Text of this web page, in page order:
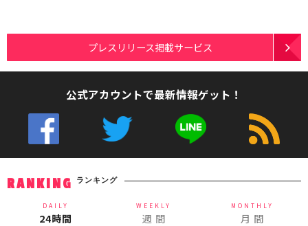
プレスリリース掲載サービス
公式アカウントで最新情報ゲット！
RANKING ランキング
DAILY
24時間
WEEKLY
週 間
MONTHLY
月 間